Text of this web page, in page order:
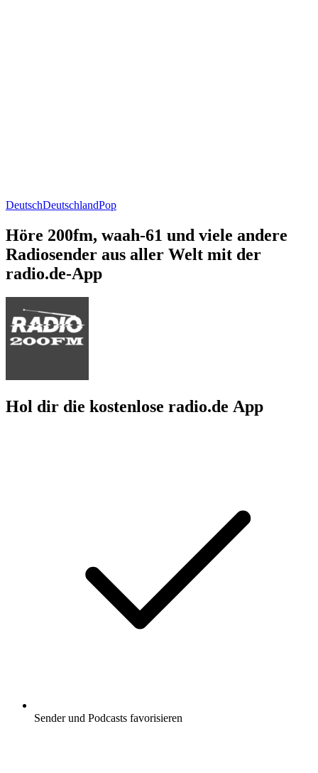
DeutschDeutschlandPop
Höre 200fm, waah-61 und viele andere
Radiosender aus aller Welt mit der
radio.de-App
Hol dir die kostenlose radio.de App
Sender und Podcasts favorisieren